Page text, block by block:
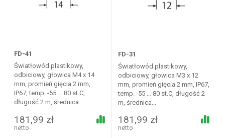
FD-41
Światłowód plastikowy,
odbiciowy, głowica M4 x 14
mm, promień gięcia 2 mm,
IP67, temp. -55 … 80 st.C,
długość 2 m, średnica...
181,99 zł
netto
FD-31
Światłowód plastikowy,
odbiciowy, głowica M3 x 12
mm, promień gięcia 2 mm, IP67,
temp. -55 … 80 st.C, długość 2
m, średnica...
181,99 zł
netto